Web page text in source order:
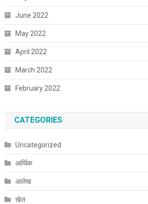
June 2022
May 2022
April 2022
March 2022
February 2022
CATEGORIES
Uncategorized
आर्थिक
आलेख
खेल